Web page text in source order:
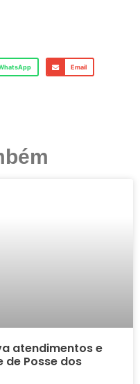
Email
atendimentos e
Posse dos